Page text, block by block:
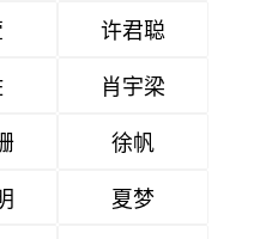
许君聪
肖宇梁
徐帆
夏梦